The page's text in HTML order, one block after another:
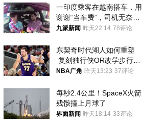
一印度乘客在越南搭车，用
谢谢“当车费”，司机无奈发
笑；印度网友：不代表印度
九派新闻 昨天22:14 78评论
东契奇时代湖人如何重塑
复刻独行侠OR改学步行
者？
NBA广角 昨天13:23 37评论
每秒2.4公里！SpaceX火箭
残骸撞上月球了
界面新闻 昨天18:14 33评论